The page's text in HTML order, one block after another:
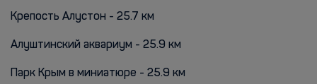
Крепость Алустон - 25.7 км
Алуштинский аквариум - 25.9 км
Парк Крым в миниатюре - 25.9 км